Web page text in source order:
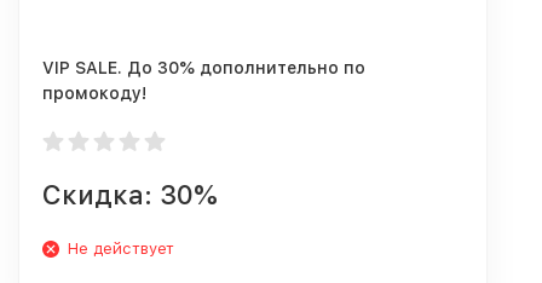
VIP SALE. До 30% дополнительно по
промокоду!
Скидка: 30%
Не действует